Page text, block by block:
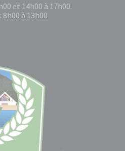
et 14h00 à 17h00.
8h00 à 13h00